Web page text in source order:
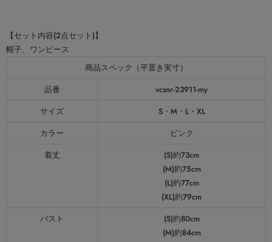
【セット内容(2点セット)】
帽子、ワンピース
商品スペック（平置き実寸）
品番
vcsnr-23911-my
サイズ
S・M・L・XL
カラー
ピンク
着丈
(S)約73cm
(M)約75cm
(L)約77cm
(XL)約79cm
バスト
(S)約80cm
(M)約84cm